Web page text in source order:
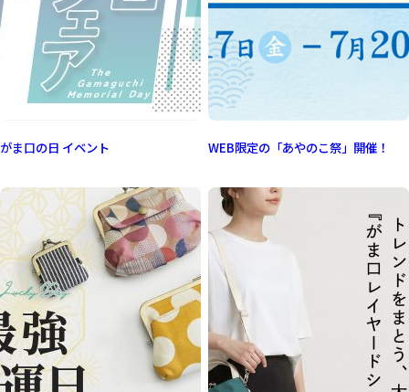
がま口の日 イベント WEB限定の「あやのこ祭」開催！